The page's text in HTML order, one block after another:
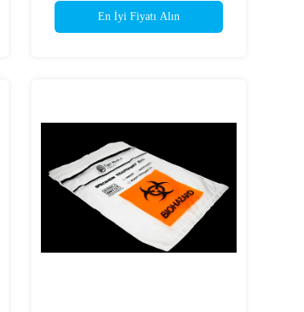
En İyi Fiyatı Alın